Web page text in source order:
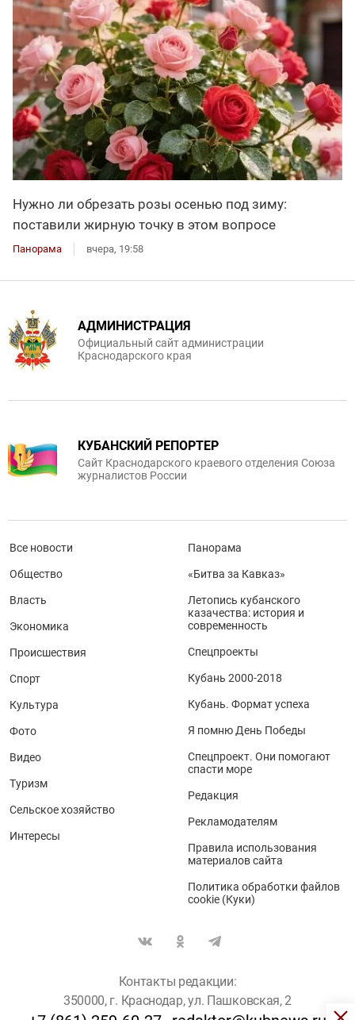
Нужно ли обрезать розы осенью под зиму:
поставили жирную точку в этом вопросе
Панорама вчера, 19:58
АДМИНИСТРАЦИЯ
Официальный сайт администрации
Краснодарского края
КУБАНСКИЙ РЕПОРТЕР
Сайт Краснодарского краевого отделения Союза
журналистов России
Все новости
Общество
Власть
Экономика
Происшествия
Спорт
Культура
Фото
Видео
Туризм
Сельское хозяйство
Интересы
Панорама
«Битва за Кавказ»
Летопись кубанского
казачества: история и
современность
Спецпроекты
Кубань 2000-2018
Кубань. Формат успеха
Я помню День Победы
Спецпроект. Они помогают
спасти море
Редакция
Рекламодателям
Правила использования
материалов сайта
Политика обработки файлов
cookie (Куки)
Контакты редакции:
350000, г. Краснодар, ул. Пашковская, 2